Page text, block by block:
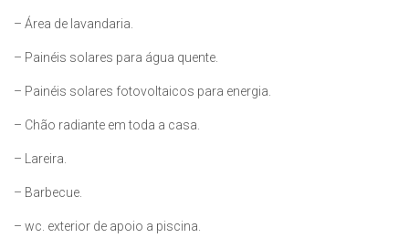
– Área de lavandaria.
– Painéis solares para água quente.
– Painéis solares fotovoltaicos para energia.
– Chão radiante em toda a casa.
– Lareira.
– Barbecue.
– wc. exterior de apoio a piscina.